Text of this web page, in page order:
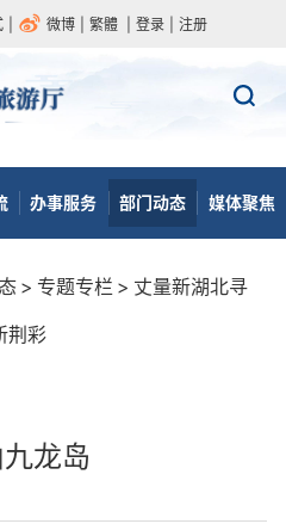
微博 繁體 登录 注册
办事服务 部门动态 媒体聚焦
> 专题专栏 > 丈量新湖北寻
荆彩
龙岛